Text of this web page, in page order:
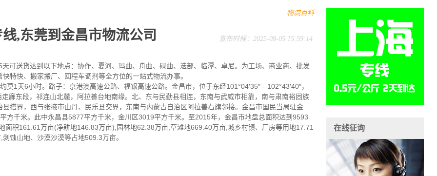
物流百科
,东莞到金昌市物流公司 宣布时候：2025-08-05 15:59:14
天可送货达到以下地点：协作、夏河、玛曲、舟曲、碌曲、迭部、临潭、卓尼。为工场、商业商、批发
特快、搬家搬厂、回程车调剂等全方位的一站式物流办事。
天6小时。路子：京港澳高速公路、福银高速公路。金昌市，位于东经101°04′35″—102°43′40″，
走廊东段，祁连山北麓，阿拉善台地南缘。北、东与民勤县相连，东南与武威市相靠，南与肃南裕固族
搭界，西与张掖市山丹、民乐县交界，东南与内蒙古自治区阿拉善右旗邻接。金昌市国民当局驻金
方千米。此中永昌县5877平方千米，金川区3019平方千米。至2015年，金昌市地盘总面积达到9593
面积161.61万亩(净耕地146.83万亩),园林地62.38万亩,草滩地669.40万亩,城乡村镇、厂房等用地17.71
蚀山地、沙漠沙漠等占地509.3万亩。
在线征询